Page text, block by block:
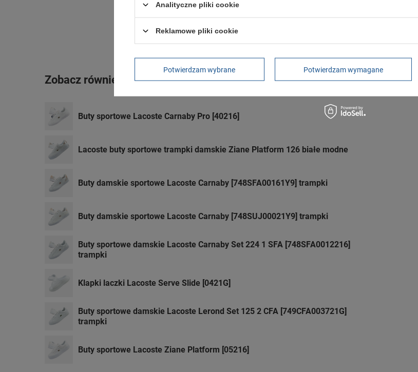
Zobacz również
Buty sportowe Lacoste Carnaby Pro [40216]
Lacoste buty sportowe trampki damskie Ziane Platform 126 białe modne
Buty damskie sportowe Lacoste Carnaby [748SFA00161Y9] trampki
Buty damskie sportowe Lacoste Carnaby [748SUJ00021Y9] trampki
Buty sportowe damskie Lacoste Carnaby Set 224 1 SFA [748SFA0012216]
trampki
Klapki laczki Lacoste Serve Slide [0421G]
Buty sportowe damskie Lacoste Lerond Set 125 2 CFA [749CFA003721G]
trampki
Buty sportowe Lacoste Ziane Platform [05216]
Analityczne pliki cookie
Reklamowe pliki cookie
Potwierdzam wybrane Potwierdzam wymagane